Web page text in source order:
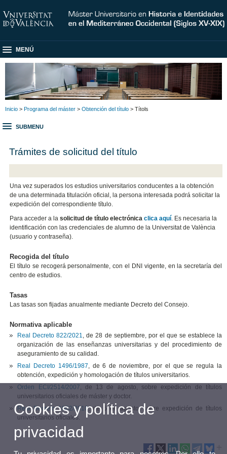
MENÚ
Inicio > Programa del máster > Obtención del título > Títols
SUBMENU
Trámites de solicitud del título
Una vez superados los estudios universitarios conducentes a la obtención
de una determinada titulación oficial, la persona interesada podrá solicitar la
expedición del correspondiente título.
Para acceder a lasolicitud de título electrónica clica aquí. Es necesaria la
identificación con las credenciales de alumno de la Universitat de València
(usuario y contraseña).
Recogida del título
El título se recogerá personalmente, con el DNI vigente, en la secretaría del
centro de estudios.
Tasas
Las tasas son fijadas anualmente mediante Decreto del Consejo.
Normativa aplicable
Real Decreto 822/2021, de 28 de septiembre, por el que se establece la
organización de las enseñanzas universitarias y del procedimiento de
aseguramiento de su calidad.
Real Decreto 1496/1987, de 6 de noviembre, por el que se regula la
obtención, expedición y homologación de títulos universitarios.
Orden ECI/2514/2007, de 13 de agosto, sobre expedición de títulos
universitarios oficiales de máster y doctor.
Real Decreto 1002/2010, de 5 de agosto, sobre expedición de títulos
universitarios oficiales.
Cookies y política de
privacidad